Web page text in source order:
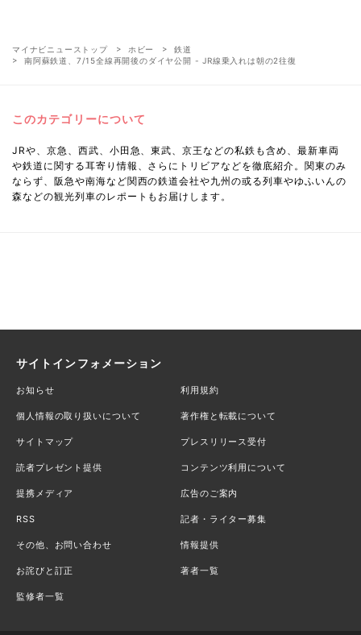
マイナビニューストップ ホビー
鉄道
南阿蘇鉄道、7/15全線再開後のダイヤ公開 - JR線乗入れは朝の2往復
このカテゴリーについて
JRや、京急、西武、小田急、東武、京王などの私鉄も含め、最新車両
や鉄道に関する耳寄り情報、さらにトリビアなどを徹底紹介。関東のみ
ならず、阪急や南海など関西の鉄道会社や九州の或る列車やゆふいんの
森などの観光列車のレポートもお届けします。
サイトインフォメーション
お知らせ 利用規約
個人情報の取り扱いについて 著作権と転載について
サイトマップ プレスリリース受付
読者プレゼント提供 コンテンツ利用について
提携メディア 広告のご案内
RSS 記者・ライター募集
その他、お問い合わせ 情報提供
お詫びと訂正 著者一覧
監修者一覧